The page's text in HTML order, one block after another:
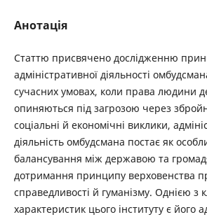
Анотація
Статтю присвячено дослідженню
адміністративної діяльності
сучасних умовах, коли права людини
опиняються під загрозою через
соціальні й економічні виклики,
діяльність омбудсмана постає як
балансування між державою та
дотримання принципу верховенства
справедливості й гуманізму. Однією з
характеристик цього інституту є його